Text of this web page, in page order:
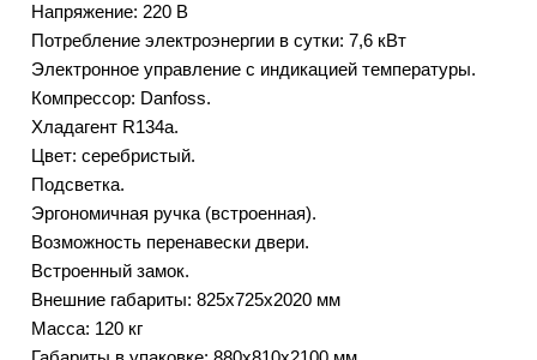
Напряжение: 220 В
Потребление электроэнергии в сутки: 7,6 кВт
Электронное управление с индикацией температуры.
Компрессор: Danfoss.
Хладагент R134a.
Цвет: серебристый.
Подсветка.
Эргономичная ручка (встроенная).
Возможность перенавески двери.
Встроенный замок.
Внешние габариты: 825х725х2020 мм
Масса: 120 кг